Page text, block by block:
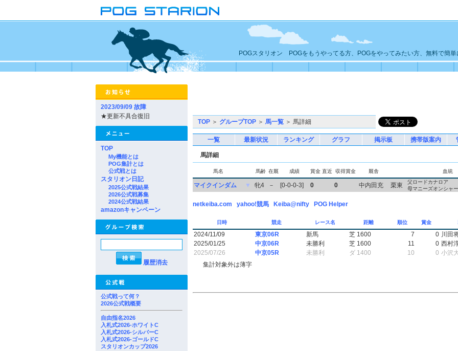
POGスタリオン POGをもうやってる方、POGをやってみたい方、無料で簡単
2023/09/09 故障
★更新不具合復旧
TOP
My機能とは
POG集計とは
公式戦とは
スタリオン日記
2025公式戦結果
2026公式戦募集
2024公式戦結果
amazonキャンペーン
履歴消去
公式戦って何？
2026公式戦概要
自由指名2026
入札式2026-ホワイトC
入札式2026-シルバーC
入札式2026-ゴールドC
スタリオンカップ2026
TOP ＞ グループTOP ＞ 馬一覧 ＞ 馬詳細
一覧 最新状況 ランキング グラフ 掲示板 携帯版案内
馬詳細
馬名 馬齢 在厩 成績 賞金 直近 収得賞金 厩舎 血統
マイクインダム ▼ 牝4 － [0-0-0-3] 0 0 中内田充 栗東
父ロードカナロア
母マニーズオンシャ
netkeiba.com yahoo!競馬 Keiba@nifty POG Helper
日時 競走 レース名 距離 順位 賞金
2024/11/09 東京06R 新馬 芝 1600 7 0 川田
2025/01/25
中京06R 未勝利 芝 1600 11 0 西村
2025/07/26
中京05R 未勝利 ダ 1400 10 0 小沢
集計対象外は薄字